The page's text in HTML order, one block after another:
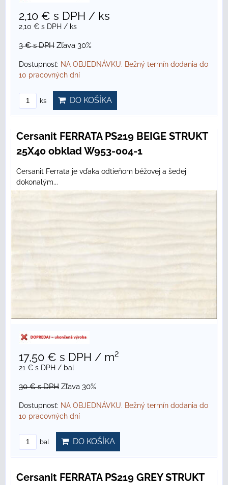
2,10 € s DPH / ks
2,10 € s DPH / ks
3 €s DPH Zľava 30%
Dostupnosť: NA OBJEDNÁVKU. Bežný termín dodania do
10 pracovných dní
ks DO KOŠÍKA
Cersanit FERRATA PS219 BEIGE STRUKT
25X40 obklad W953-004-1
Cersanit Ferrata je vďaka odtieňom béžovej a šedej
dokonalým...
17,50 € s DPH / m²
21 € s DPH / bal
30 €s DPH Zľava 30%
Dostupnosť: NA OBJEDNÁVKU. Bežný termín dodania do
10 pracovných dní
bal DO KOŠÍKA
Cersanit FERRATA PS219 GREY STRUKT